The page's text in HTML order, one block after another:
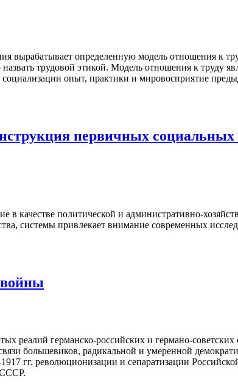
вырабатывает определенную модель отношения к
трудовой этикой. Модель отношения к труду
опыт, практики и мировосприятие
первичных социальных
в качестве политической и административно-
системы привлекает внимание современных
реалий германско-российских и германо-
большевиков, радикальной и умеренной
гг. революционизации и сепаратизации
СССР.